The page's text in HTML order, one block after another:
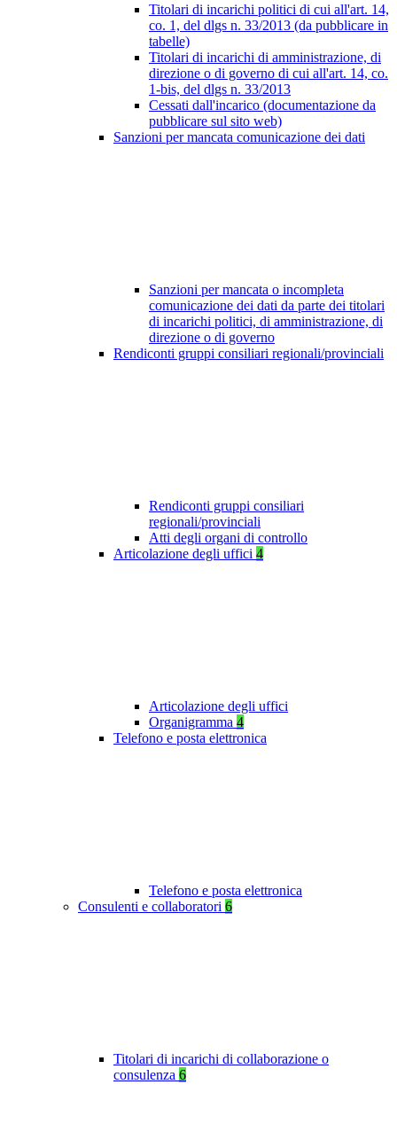
Titolari di incarichi politici di cui all'art. 14,
co. 1, del dlgs n. 33/2013 (da pubblicare in
tabelle)
Titolari di incarichi di amministrazione, di
direzione o di governo di cui all'art. 14, co.
1-bis, del dlgs n. 33/2013
Cessati dall'incarico (documentazione da
pubblicare sul sito web)
Sanzioni per mancata comunicazione dei dati
Sanzioni per mancata o incompleta
comunicazione dei dati da parte dei titolari
di incarichi politici, di amministrazione, di
direzione o di governo
Rendiconti gruppi consiliari regionali/provinciali
Rendiconti gruppi consiliari
regionali/provinciali
Atti degli organi di controllo
Articolazione degli uffici 4
Articolazione degli uffici
Organigramma 4
Telefono e posta elettronica
Telefono e posta elettronica
Consulenti e collaboratori 6
Titolari di incarichi di collaborazione o
consulenza 6